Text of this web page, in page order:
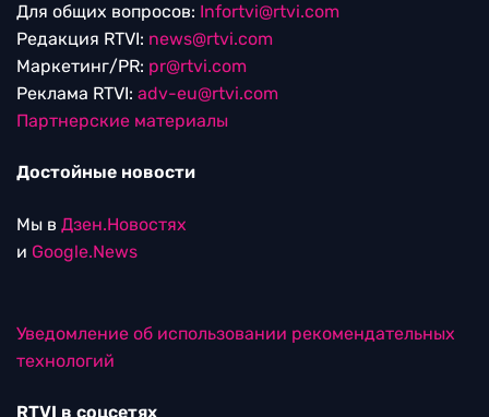
Для общих вопросов: Infortvi@rtvi.com
Редакция RTVI: news@rtvi.com
Маркетинг/PR: pr@rtvi.com
Реклама RTVI: adv-eu@rtvi.com
Партнерские материалы
Достойные новости
Мы в Дзен.Новостях
и Google.News
Уведомление об использовании рекомендательных
технологий
RTVI в соцсетях